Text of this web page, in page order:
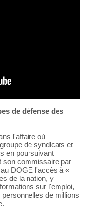
de défense des
l'affaire où
de syndicats et
en poursuivant
son commissaire par
DOGE l'accès à «
de la nation, y
sur l'emploi,
de millions